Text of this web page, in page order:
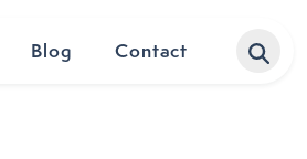
Blog Contact